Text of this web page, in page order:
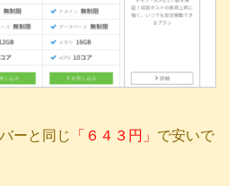
ーと同じ 「６４３円」 で安いで